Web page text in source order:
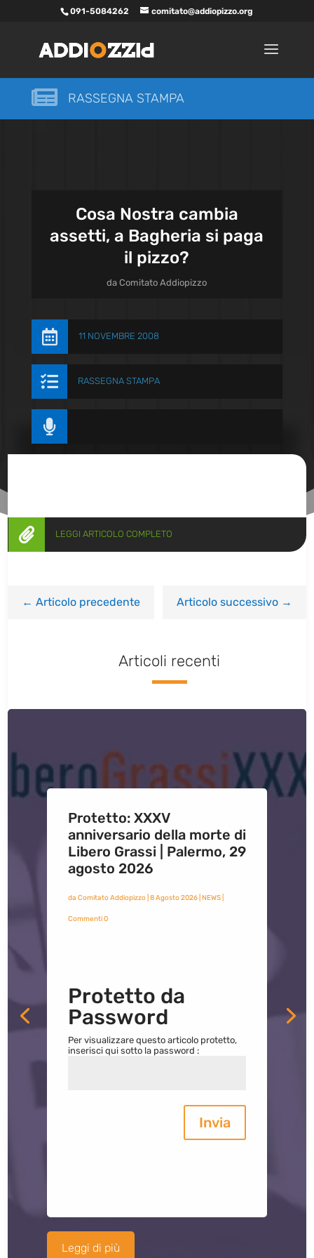
091-5084262 comitato@addiopizzo.org
 RASSEGNA STAMPA
Cosa Nostra cambia
assetti, a Bagheria si paga
il pizzo?
daComitato Addiopizzo
 11 NOVEMBRE 2008
 RASSEGNA STAMPA

 LEGGI ARTICOLO COMPLETO
←Articolo precedente Articolo successivo→
Articoli recenti
Protetto: XXXV
anniversario della morte di
Libero Grassi | Palermo, 29
agosto 2026
da Comitato Addiopizzo| 8 Agosto 2026| NEWS|
Commenti 0
Protetto da
Password
Per visualizzare questo articolo protetto,
inserisci qui sotto la password :
Invia
Leggi di più